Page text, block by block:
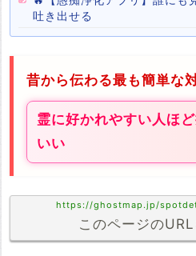
吐き出せる
昔から伝わる最も簡単な
霊に好かれやすい人ほ
いい
https://ghostmap.jp/
このページの